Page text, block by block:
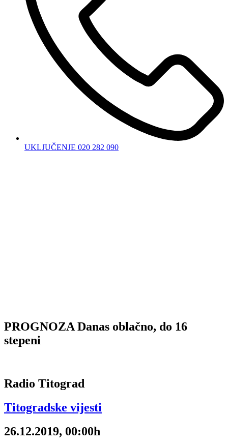
UKLJUČENJE 020 282 090
PROGNOZA Danas oblačno, do 16
stepeni
Radio Titograd
Titogradske vijesti
26.12.2019, 00:00h